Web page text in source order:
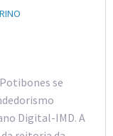
se
Digital-IMD. A